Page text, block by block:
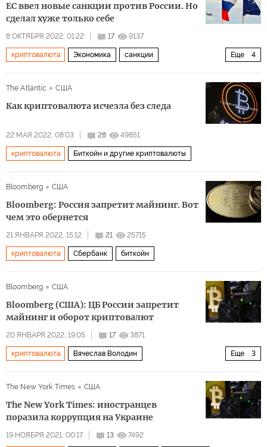
ЕС ввел новые санкции против России. Но
сделал хуже только себе
8 ОКТЯБРЯ 2022, 01:22 17 9137
Еще 4
криптовалюта Экономика санкции
The Atlantic
США
Как криптовалюта исчезла без следа
22 МАЯ 2022, 08:03 28 49851
криптовалюта Биткойн и другие криптовалюты
Bloomberg США
Bloomberg: Россия запретит майнинг. Вот
чем это обернется
21 ЯНВАРЯ 2022, 15:12 21 25715
криптовалюта Сбербанк биткойн
Bloomberg США
Bloomberg (США): ЦБ России запретит
майнинг и оборот криптовалют
20 ЯНВАРЯ 2022, 19:05 17 3871
Еще 3
криптовалюта Вячеслав Володин
The New York Times США
The New York Times: иностранцев
поразила коррупция на Украине
19 НОЯБРЯ 2021, 00:17 13 7492